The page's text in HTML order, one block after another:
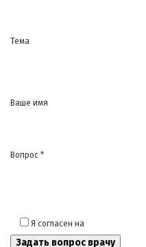
Тема
Ваше имя
Вопрос *
Я согласен на